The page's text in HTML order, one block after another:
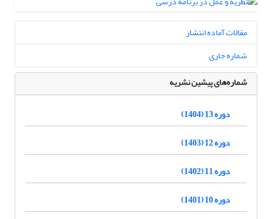
مقالات آماده انتشار
شماره جاری
شماره‌های پیشین نشریه
دوره 13 (1404)
دوره 12 (1403)
دوره 11 (1402)
دوره 10 (1401)